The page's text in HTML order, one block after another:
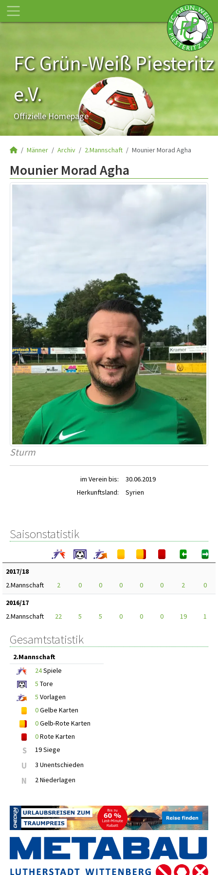
FC Grün-Weiß Piesteritz
e.V.
Offizielle Homepage
Männer Archiv 2.Mannschaft Mounier Morad Agha
Mounier Morad Agha
Sturm
im Verein bis:
30.06.2019
Herkunftsland:
Syrien
Saisonstatistik
2017/18
2.Mannschaft
2 0 0 0 0 0 2
0
2016/17
2.Mannschaft
22 5 5 0 0 0 19 1
Gesamtstatistik
2.Mannschaft
24Spiele
5 Tore
5 Vorlagen
0Gelbe Karten
0Gelb-Rote Karten
0Rote Karten
S 19 Siege
U 3 Unentschieden
N 2 Niederlagen